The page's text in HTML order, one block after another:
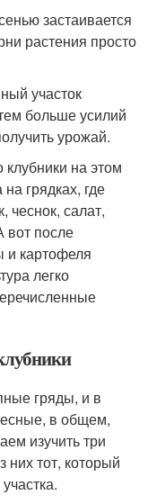
застаивается
растения просто
участок
больше усилий
урожай.
на этом
грядках, где
чеснок, салат,
вот после
и картофеля
легко
гряды, и в
в общем,
изучить три
тот, который